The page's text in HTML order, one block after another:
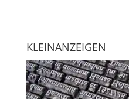
KLEINANZEIGEN